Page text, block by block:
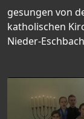
gesungen von
katholischen
Nieder-